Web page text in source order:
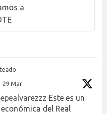
a
29 Mar
Este es un
del Real